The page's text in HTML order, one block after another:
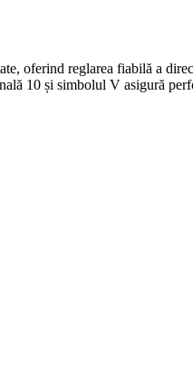
oferind reglarea fiabilă a
10 și simbolul V asigură